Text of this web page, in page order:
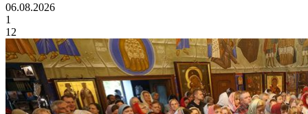
06.08.2026
1
12